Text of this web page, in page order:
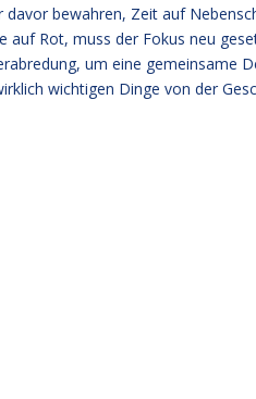
bewahren, Zeit auf
Rot, muss der Fokus neu
um eine gemeinsame
wichtigen Dinge von der